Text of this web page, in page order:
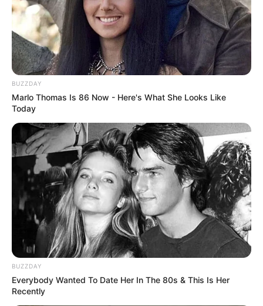
BUZZDAY
Marlo Thomas Is 86 Now - Here's What She Looks Like
Today
BUZZDAY
Everybody Wanted To Date Her In The 80s & This Is Her
Recently